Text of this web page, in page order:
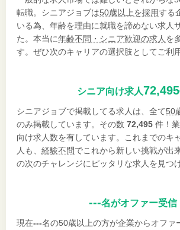
転職。シニアジョブは50歳以上を採用する
いる為、年齢を理由に就職を諦めない求人
た。本当に年齢不問・シニア歓迎の求人 を
す。ぜひ次のキャリアの選択肢としてご利
シニア向け求人72,495
シニアジョブで掲載してる求人は、全て50
のみ掲載しています。その数 72,495 件！
向け求人数を有しています。これまでのキ
人も、 経験不問でこれから新しい挑戦が出
の次のチャレンジにピッタリな求人を見つ
---名がオファー受信
現在---名の50歳以上の方が企業からオファ